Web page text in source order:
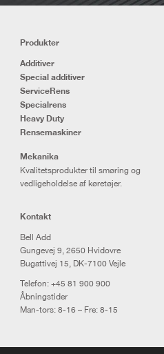
Produkter
Additiver
Special additiver
ServiceRens
Specialrens
Heavy Duty
Rensemaskiner
Mekanika
Kvalitetsprodukter til smøring og
vedligeholdelse af køretøjer.
Kontakt
Bell Add
Gungevej 9, 2650 Hvidovre
Bugattivej 15, DK-7100 Vejle
Telefon: +45 81 900 900
Åbningstider
Man-tors: 8-16 – Fre: 8-15